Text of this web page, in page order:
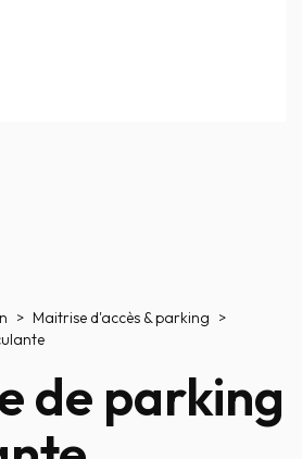
Maitrise d'accès & parking
de parking